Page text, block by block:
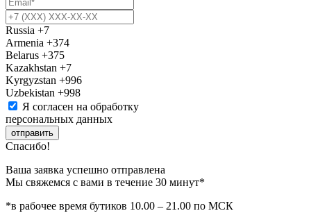
Russia +7
Armenia +374
Belarus +375
Kazakhstan +7
Kyrgyzstan +996
Uzbekistan +998
Я согласен на обработку
персональных данных
отправить
Спасибо!
Ваша заявка успешно отправлена
Мы свяжемся с вами в течение 30 минут*
*в рабочее время бутиков 10.00 – 21.00 по МСК